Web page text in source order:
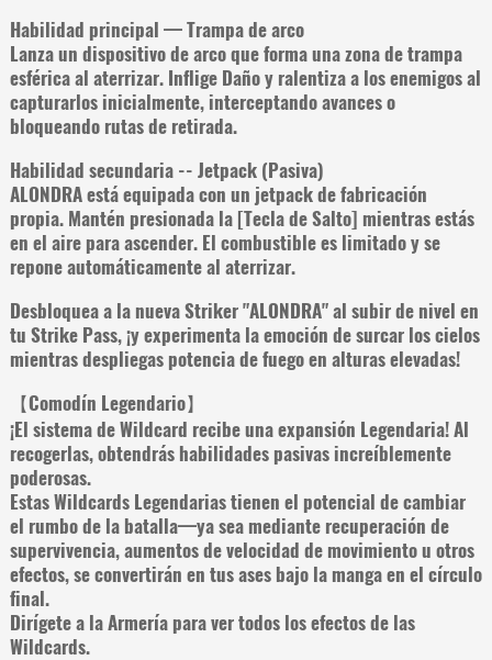
Habilidad principal — Trampa de arco
Lanza un dispositivo de arco que forma una zona de trampa
esférica al aterrizar. Inflige Daño y ralentiza a los enemigos al
capturarlos inicialmente, interceptando avances o
bloqueando rutas de retirada.
Habilidad secundaria -- Jetpack (Pasiva)
ALONDRA está equipada con un jetpack de fabricación
propia. Mantén presionada la [Tecla de Salto] mientras estás
en el aire para ascender. El combustible es limitado y se
repone automáticamente al aterrizar.
Desbloquea a la nueva Striker "ALONDRA" al subir de nivel en
tu Strike Pass, ¡y experimenta la emoción de surcar los cielos
mientras despliegas potencia de fuego en alturas elevadas!
【Comodín Legendario】
¡El sistema de Wildcard recibe una expansión Legendaria! Al
recogerlas, obtendrás habilidades pasivas increíblemente
poderosas.
Estas Wildcards Legendarias tienen el potencial de cambiar
el rumbo de la batalla—ya sea mediante recuperación de
supervivencia, aumentos de velocidad de movimiento u otros
efectos, se convertirán en tus ases bajo la manga en el círculo
final.
Dirígete a la Armería para ver todos los efectos de las
Wildcards.